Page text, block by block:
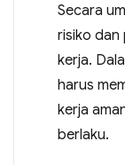
Secara
risiko dan
kerja.
harus
kerja
berlaku.